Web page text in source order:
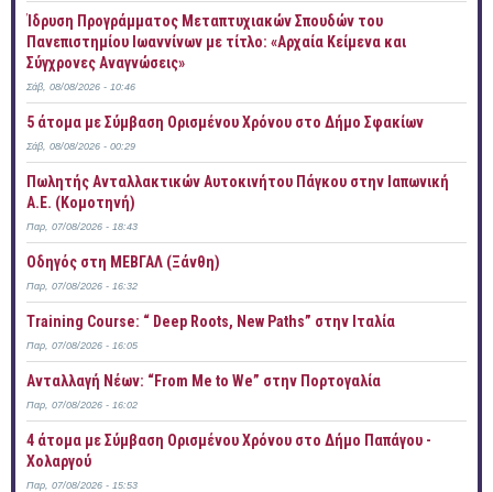
Ίδρυση Προγράμματος Μεταπτυχιακών Σπουδών του
Πανεπιστημίου Ιωαννίνων με τίτλο: «Αρχαία Κείμενα και
Σύγχρονες Αναγνώσεις»
Σάβ, 08/08/2026 - 10:46
5 άτομα με Σύμβαση Ορισμένου Χρόνου στο Δήμο Σφακίων
Σάβ, 08/08/2026 - 00:29
Πωλητής Ανταλλακτικών Αυτοκινήτου Πάγκου στην Ιαπωνική
Α.Ε. (Κομοτηνή)
Παρ, 07/08/2026 - 18:43
Οδηγός στη ΜΕΒΓΑΛ (Ξάνθη)
Παρ, 07/08/2026 - 16:32
Training Course: “ Deep Roots, New Paths” στην Ιταλία
Παρ, 07/08/2026 - 16:05
Ανταλλαγή Νέων: “From Me to We” στην Πορτογαλία
Παρ, 07/08/2026 - 16:02
4 άτομα με Σύμβαση Ορισμένου Χρόνου στο Δήμο Παπάγου -
Χολαργού
Παρ, 07/08/2026 - 15:53